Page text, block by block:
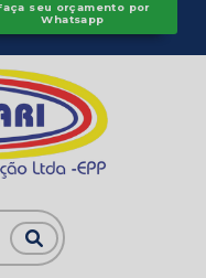
seu orçamento por
Whatsapp